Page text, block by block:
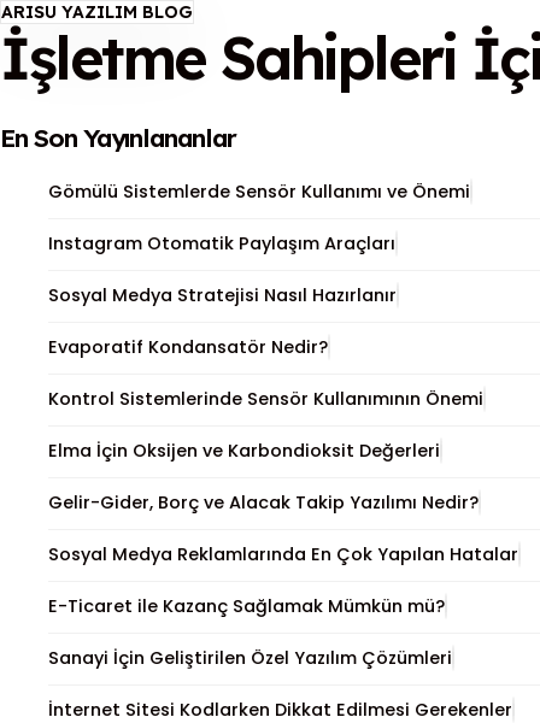
ARISU YAZILIM BLOG
İşletme Sahipleri
En Son Yayınlananlar
Gömülü Sistemlerde Sensör Kullanımı ve Önemi
Instagram Otomatik Paylaşım Araçları
Sosyal Medya Stratejisi Nasıl Hazırlanır
Evaporatif Kondansatör Nedir?
Kontrol Sistemlerinde Sensör Kullanımının Önemi
Elma İçin Oksijen ve Karbondioksit Değerleri
Gelir-Gider, Borç ve Alacak Takip Yazılımı Nedir?
Sosyal Medya Reklamlarında En Çok Yapılan Hatalar
E-Ticaret ile Kazanç Sağlamak Mümkün mü?
Sanayi İçin Geliştirilen Özel Yazılım Çözümleri
İnternet Sitesi Kodlarken Dikkat Edilmesi Gerekenler